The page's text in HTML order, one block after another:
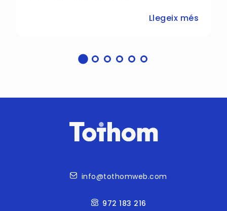
Llegeix més
info@tothomweb.com
972 183 216